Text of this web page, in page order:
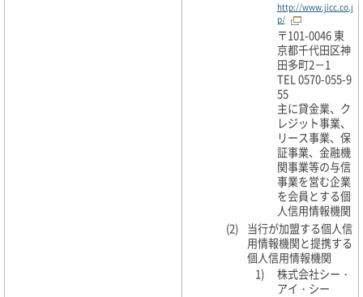
http://www.jicc.co.j
p/
〒101-0046 東
京都千代田区神
田多町2－1
TEL 0570-055-9
55
主に貸金業、ク
レジット事業、
リース事業、保
証事業、金融機
関事業等の与信
事業を営む企業
を会員とする個
人信用情報機関
(2)
当行が加盟する個人信
用情報機関と提携する
個人信用情報機関
1)
株式会社シー・
アイ・シー